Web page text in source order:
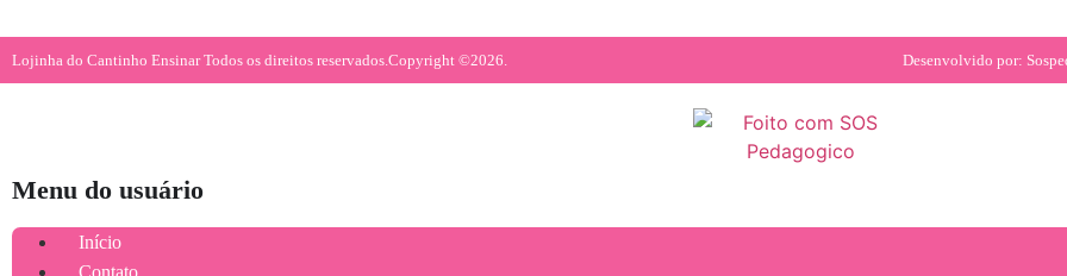
Lojinha do Cantinho Ensinar Todos os direitos reservados. Copyright ©2026. Desenvolvido por:
Menu do usuário
Início
Contato